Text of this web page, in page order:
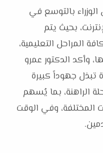
بالتوسع في
بحيث يتم
المراحل التعليمية،
وأكد الدكتور عمرو
تبذل جهوداً كبيرة
الراهنة، بما يُسهم
المختلفة، وفي الوقت